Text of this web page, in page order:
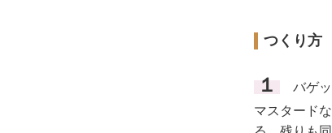
つくり方
１
バゲッ
マスタード